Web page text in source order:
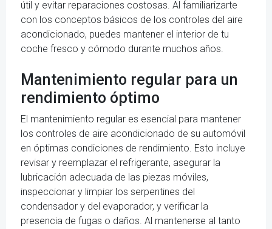
útil y evitar reparaciones costosas. Al familiarizarte
con los conceptos básicos de los controles del aire
acondicionado, puedes mantener el interior de tu
coche fresco y cómodo durante muchos años.
Mantenimiento regular para un
rendimiento óptimo
El mantenimiento regular es esencial para mantener
los controles de aire acondicionado de su automóvil
en óptimas condiciones de rendimiento. Esto incluye
revisar y reemplazar el refrigerante, asegurar la
lubricación adecuada de las piezas móviles,
inspeccionar y limpiar los serpentines del
condensador y del evaporador, y verificar la
presencia de fugas o daños. Al mantenerse al tanto